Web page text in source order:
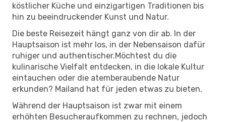
köstlicher Küche und einzigartigen Traditionen bis
hin zu beeindruckender Kunst und Natur.
Die beste Reisezeit hängt ganz von dir ab. In der
Hauptsaison ist mehr los, in der Nebensaison dafür
ruhiger und authentischer.Möchtest du die
kulinarische Vielfalt entdecken, in die lokale Kultur
eintauchen oder die atemberaubende Natur
erkunden? Mailand hat für jeden etwas zu bieten.
Während der Hauptsaison ist zwar mit einem
erhöhten Besucheraufkommen zu rechnen, jedoch